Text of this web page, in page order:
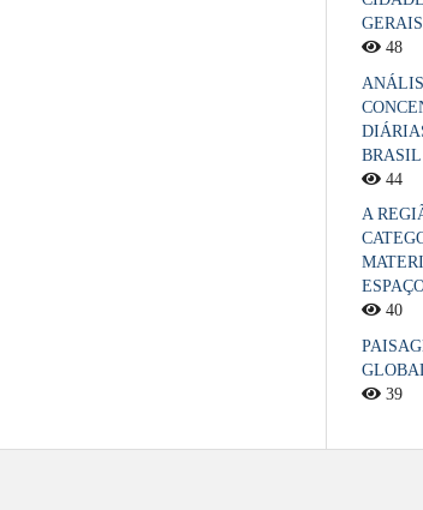
GERAIS
48
BRASIL
44
A
40
39